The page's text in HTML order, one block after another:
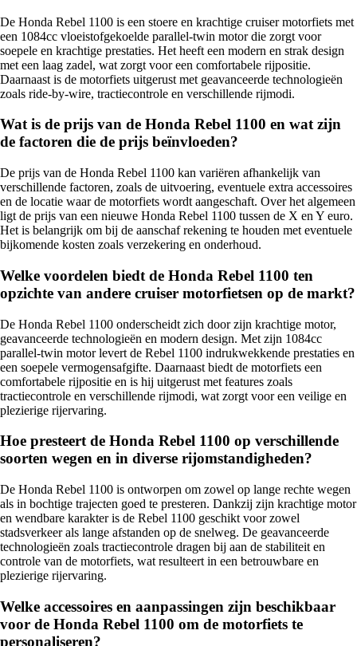
De Honda Rebel 1100 is een stoere en krachtige cruiser motorfiets met
een 1084cc vloeistofgekoelde parallel-twin motor die zorgt voor
soepele en krachtige prestaties. Het heeft een modern en strak design
met een laag zadel, wat zorgt voor een comfortabele rijpositie.
Daarnaast is de motorfiets uitgerust met geavanceerde technologieën
zoals ride-by-wire, tractiecontrole en verschillende rijmodi.
Wat is de prijs van de Honda Rebel 1100 en wat zijn
de factoren die de prijs beïnvloeden?
De prijs van de Honda Rebel 1100 kan variëren afhankelijk van
verschillende factoren, zoals de uitvoering, eventuele extra accessoires
en de locatie waar de motorfiets wordt aangeschaft. Over het algemeen
ligt de prijs van een nieuwe Honda Rebel 1100 tussen de X en Y euro.
Het is belangrijk om bij de aanschaf rekening te houden met eventuele
bijkomende kosten zoals verzekering en onderhoud.
Welke voordelen biedt de Honda Rebel 1100 ten
opzichte van andere cruiser motorfietsen op de markt?
De Honda Rebel 1100 onderscheidt zich door zijn krachtige motor,
geavanceerde technologieën en modern design. Met zijn 1084cc
parallel-twin motor levert de Rebel 1100 indrukwekkende prestaties en
een soepele vermogensafgifte. Daarnaast biedt de motorfiets een
comfortabele rijpositie en is hij uitgerust met features zoals
tractiecontrole en verschillende rijmodi, wat zorgt voor een veilige en
plezierige rijervaring.
Hoe presteert de Honda Rebel 1100 op verschillende
soorten wegen en in diverse rijomstandigheden?
De Honda Rebel 1100 is ontworpen om zowel op lange rechte wegen
als in bochtige trajecten goed te presteren. Dankzij zijn krachtige motor
en wendbare karakter is de Rebel 1100 geschikt voor zowel
stadsverkeer als lange afstanden op de snelweg. De geavanceerde
technologieën zoals tractiecontrole dragen bij aan de stabiliteit en
controle van de motorfiets, wat resulteert in een betrouwbare en
plezierige rijervaring.
Welke accessoires en aanpassingen zijn beschikbaar
voor de Honda Rebel 1100 om de motorfiets te
personaliseren?